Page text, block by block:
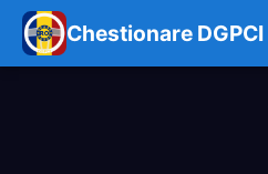
Chestionare DGPCI